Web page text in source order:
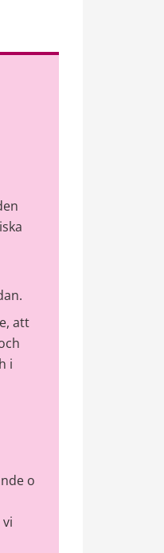
att
i
o